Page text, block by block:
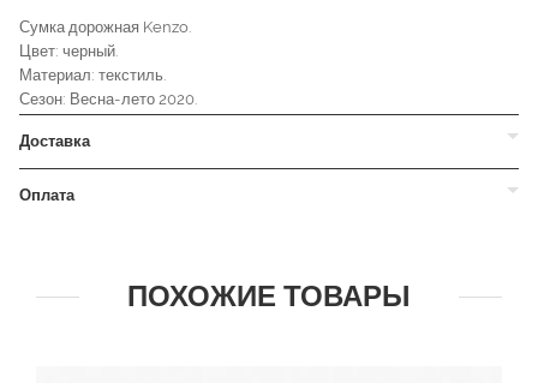
Сумка дорожная Kenzo.
Цвет: черный.
Материал: текстиль.
Сезон: Весна-лето 2020.
Доставка
Оплата
ПОХОЖИЕ ТОВАРЫ